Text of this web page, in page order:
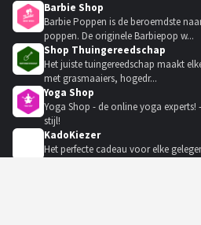
Barbie Shop
Barbie Poppen is de beroemdste
poppen. De originele Barbiepop w...
Shop Thuingereedschap
Het juiste tuingereedschap maakt
met grasmaaiers, hogedr...
Yoga Shop
Yoga Shop - de online yoga
stijl!
KadoKiezer
Het perfecte cadeau voor elke